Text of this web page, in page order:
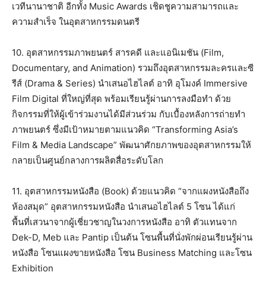
เวทีนานาชาติ อีกทั้ง Music Awards เชิดชูความสามารถและ
ความสำเร็จ ในอุตสาหกรรมดนตรี
10. อุตสาหกรรมภาพยนตร์ สารคดี และแอนิเมชัน (Film,
Documentary, and Animation) รวมถึงอุตสาหกรรมละครและซี
รีส์ (Drama & Series) นำเสนอไฮไลต์ อาทิ อุโมงค์ Immersive
Film Digital ที่ใหญ่ที่สุด พร้อมเรียนรู้ผ่านการลงมือทำ ด้วย
กิจกรรมที่ให้ผู้เข้าร่วมงานได้มีส่วนร่วม กับเบื้องหลังการถ่ายทำ
ภาพยนตร์ ซึ่งมีเป้าหมายตามแนวคิด “Transforming Asia’s
Film & Media Landscape” พัฒนาศักยภาพของอุตสาหกรรมให้
กลายเป็นศูนย์กลางการผลิตสื่อระดับโลก
11. อุตสาหกรรมหนังสือ (Book) ด้วยแนวคิด “จากแผงหนังสือถึง
ห้องสมุด” อุตสาหกรรมหนังสือ นำเสนอไฮไลต์ 5 โซน ได้แก่
พื้นที่เสวนาจากผู้เชี่ยวชาญในวงการหนังสือ อาทิ ตัวแทนจาก
Dek-D, Meb และ Pantip เป็นต้น โซนพื้นที่นั่งพักผ่อนเรียนรู้ผ่าน
หนังสือ โซนแผงขายหนังสือ โซน Business Matching และโซน
Exhibition